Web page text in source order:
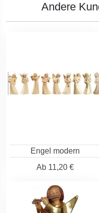
Andere
Engel modern
Ab 11,20 €